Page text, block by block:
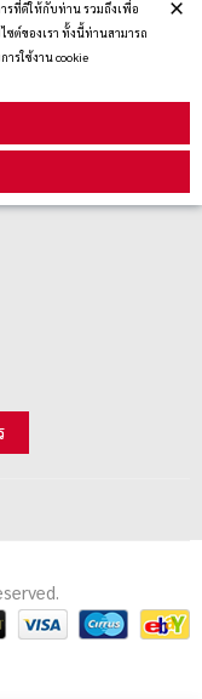
รที่ดีให้กับท่าน รวมถึงเพื่อ
ต์ของเรา ทั้งนี้ท่านสามารถ
รใช้งาน cookie